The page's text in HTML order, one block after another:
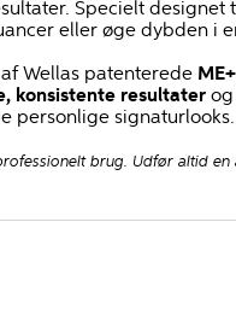
Specielt
eller øge dybden i
Wellas patenterede
konsistente resultater
personlige signaturlooks.
brug. Udfør altid